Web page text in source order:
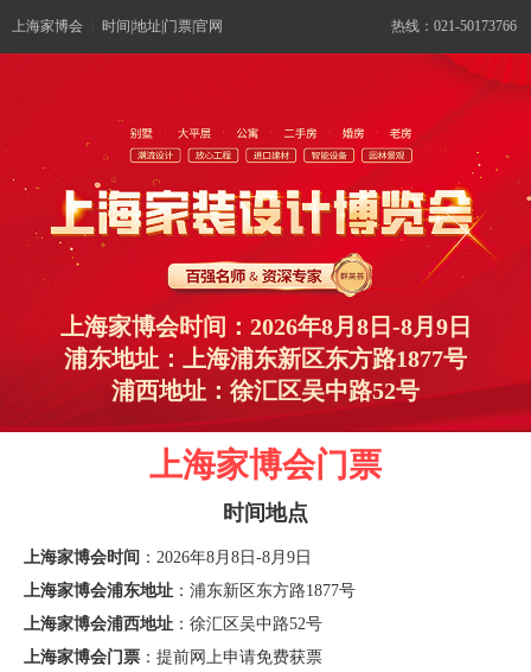
上海家博会 时间|地址|门票|官网 热线：021-50173766
上海家博会时间：2026年8月8日-8月9日
浦东地址：上海浦东新区东方路1877号
浦西地址：徐汇区吴中路52号
上海家博会门票
时间地点
上海家博会时间 ：2026年8月8日-8月9日
上海家博会浦东地址 ：浦东新区东方路1877号
上海家博会浦西地址 ：徐汇区吴中路52号
上海家博会门票 ：提前网上申请免费获票